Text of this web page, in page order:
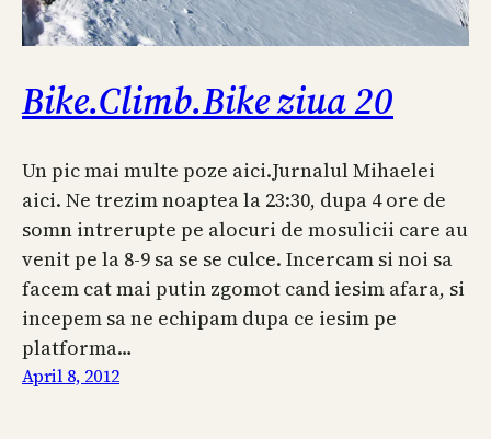
Bike.Climb.Bike ziua 20
Un pic mai multe poze aici.Jurnalul Mihaelei
aici. Ne trezim noaptea la 23:30, dupa 4 ore de
somn intrerupte pe alocuri de mosulicii care au
venit pe la 8-9 sa se se culce. Incercam si noi sa
facem cat mai putin zgomot cand iesim afara, si
incepem sa ne echipam dupa ce iesim pe
platforma…
April 8, 2012